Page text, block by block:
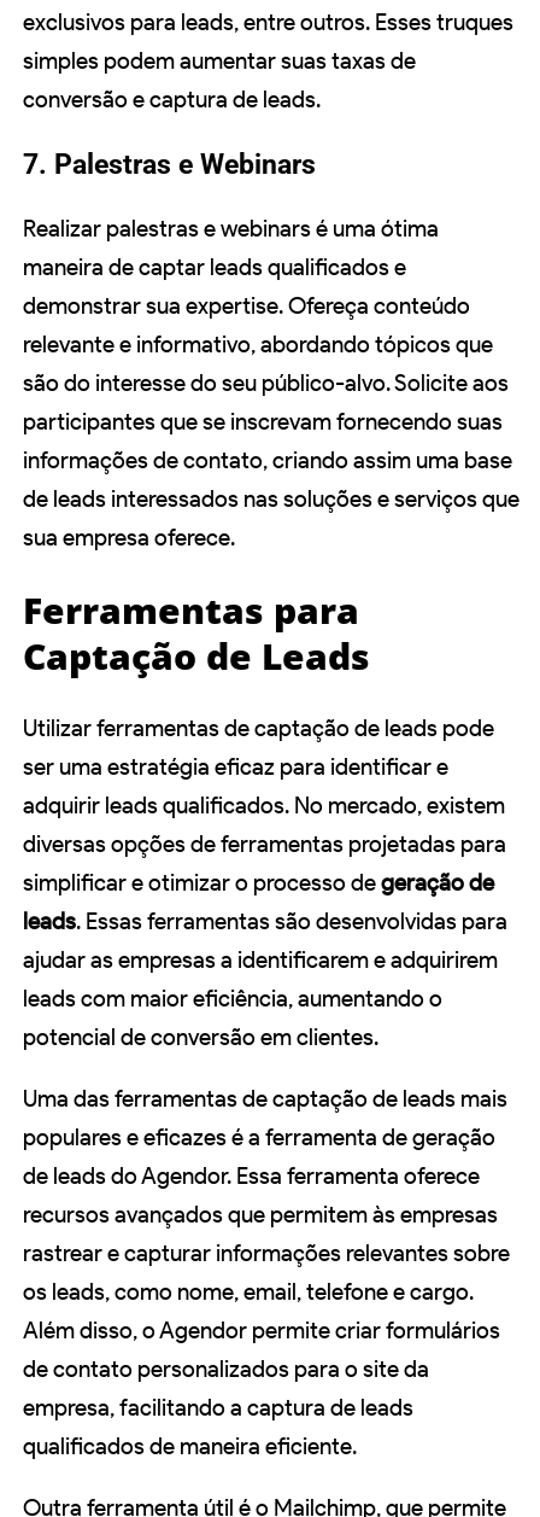
exclusivos para leads, entre outros. Esses truques
simples podem aumentar suas taxas de
conversão e captura de leads.
7. Palestras e Webinars
Realizar palestras e webinars é uma ótima
maneira de captar leads qualificados e
demonstrar sua expertise. Ofereça conteúdo
relevante e informativo, abordando tópicos que
são do interesse do seu público-alvo. Solicite aos
participantes que se inscrevam fornecendo suas
informações de contato, criando assim uma base
de leads interessados nas soluções e serviços que
sua empresa oferece.
Ferramentas para
Captação de Leads
Utilizar ferramentas de captação de leads pode
ser uma estratégia eficaz para identificar e
adquirir leads qualificados. No mercado, existem
diversas opções de ferramentas projetadas para
simplificar e otimizar o processo degeração de
leads. Essas ferramentas são desenvolvidas para
ajudar as empresas a identificarem e adquirirem
leads com maior eficiência, aumentando o
potencial de conversão em clientes.
Uma das ferramentas de captação de leads mais
populares e eficazes é a ferramenta de geração
de leads do Agendor. Essa ferramenta oferece
recursos avançados que permitem às empresas
rastrear e capturar informações relevantes sobre
os leads, como nome, email, telefone e cargo.
Além disso, o Agendor permite criar formulários
de contato personalizados para o site da
empresa, facilitando a captura de leads
qualificados de maneira eficiente.
Outra ferramenta útil é o Mailchimp, que permite